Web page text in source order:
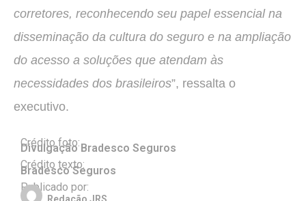
corretores, reconhecendo seu papel essencial na
disseminação da cultura do seguro e na ampliação
do acesso a soluções que atendam às
necessidades dos brasileiros”, ressalta o
executivo.
Crédito foto:
Divulgação Bradesco Seguros
Crédito texto:
Bradesco Seguros
Publicado por:
Redação JRS